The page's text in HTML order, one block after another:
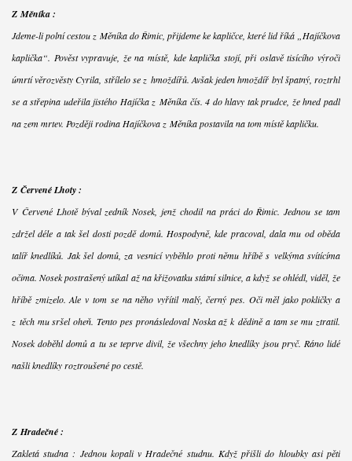
Z Měníka :
Jdeme-li polní cestou z Měníka do Řimic, přijdeme ke kapličce, které lid říká „Hajíčkova
kaplička“. Pověst vypravuje, že na místě, kde kaplička stojí, při oslavě tisícího výročí
úmrtí věrozvěsty Cyrila, střílelo se z hmoždířů. Avšak jeden hmoždíř byl špatný, roztrhl
se a střepina udeřila jistého Hajíčka z Měníka čís. 4 do hlavy tak prudce, že hned padl
na zem mrtev. Později rodina Hajíčkova z Měníka postavila na tom místě kapličku.
Z Červené Lhoty :
V Červené Lhotě býval zedník Nosek, jenž chodil na práci do Řimic. Jednou se tam
zdržel déle a tak šel dosti pozdě domů. Hospodyně, kde pracoval, dala mu od oběda
talíř knedlíků. Jak šel domů, za vesnicí vyběhlo proti němu hříbě s velkýma svítícíma
očima. Nosek postrašený utíkal až na křižovatku státní silnice, a když se ohlédl, viděl, že
hříbě zmizelo. Ale v tom se na něho vyřítil malý, černý pes. Oči měl jako pokličky a
z těch mu sršel oheň. Tento pes pronásledoval Noska až k dědině a tam se mu ztratil.
Nosek doběhl domů a tu se teprve divil, že všechny jeho knedlíky jsou pryč. Ráno lidé
našli knedlíky roztroušené po cestě.
Z Hradečné :
Zakletá studna : Jednou kopali v Hradečné studnu. Když přišli do hloubky asi pěti